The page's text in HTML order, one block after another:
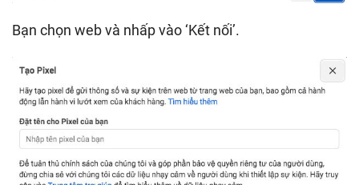
Bạn chọn web và nhấp vào ‘Kết nối’.